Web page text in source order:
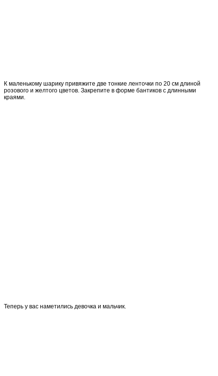
К маленькому шарику привяжите две тонкие ленточки по 20 см длиной
розового и желтого цветов. Закрепите в форме бантиков с длинными
краями.
Теперь у вас наметились девочка и мальчик.